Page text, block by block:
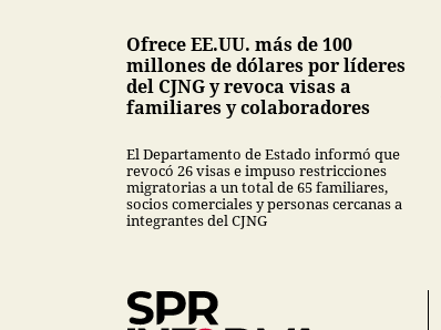
Ofrece EE.UU. más de 100
millones de dólares por líderes
del CJNG y revoca visas a
familiares y colaboradores
El Departamento de Estado informó que
revocó 26 visas e impuso restricciones
migratorias a un total de 65 familiares,
socios comerciales y personas cercanas a
integrantes del CJNG